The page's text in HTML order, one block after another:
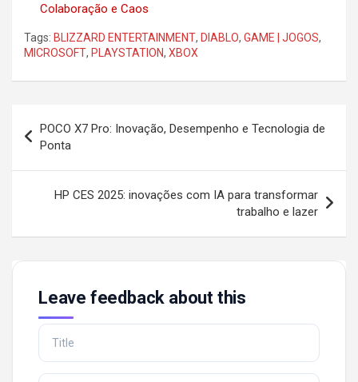
Colaboração e Caos
Tags: BLIZZARD ENTERTAINMENT, DIABLO, GAME | JOGOS,
MICROSOFT, PLAYSTATION, XBOX
navigation
POCO X7 Pro: Inovação, Desempenho e Tecnologia de
Ponta
HP CES 2025: inovações com IA para transformar
trabalho e lazer
Leave feedback about this